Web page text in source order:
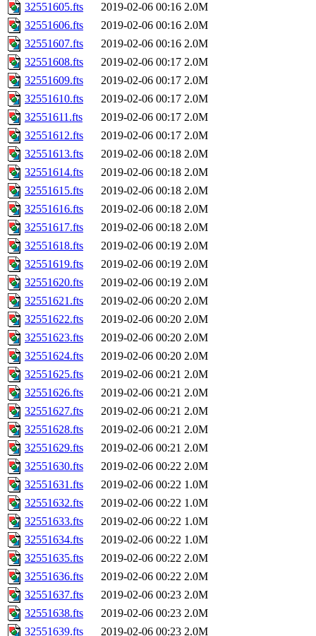
32551605.fts
2019-02-06 00:16 2.0M
32551606.fts
2019-02-06 00:16 2.0M
32551607.fts
2019-02-06 00:16 2.0M
32551608.fts
2019-02-06 00:17 2.0M
32551609.fts
2019-02-06 00:17 2.0M
32551610.fts
2019-02-06 00:17 2.0M
32551611.fts
2019-02-06 00:17 2.0M
32551612.fts
2019-02-06 00:17 2.0M
32551613.fts
2019-02-06 00:18 2.0M
32551614.fts
2019-02-06 00:18 2.0M
32551615.fts
2019-02-06 00:18 2.0M
32551616.fts
2019-02-06 00:18 2.0M
32551617.fts
2019-02-06 00:18 2.0M
32551618.fts
2019-02-06 00:19 2.0M
32551619.fts
2019-02-06 00:19 2.0M
32551620.fts
2019-02-06 00:19 2.0M
32551621.fts
2019-02-06 00:20 2.0M
32551622.fts
2019-02-06 00:20 2.0M
32551623.fts
2019-02-06 00:20 2.0M
32551624.fts
2019-02-06 00:20 2.0M
32551625.fts
2019-02-06 00:21 2.0M
32551626.fts
2019-02-06 00:21 2.0M
32551627.fts
2019-02-06 00:21 2.0M
32551628.fts
2019-02-06 00:21 2.0M
32551629.fts
2019-02-06 00:21 2.0M
32551630.fts
2019-02-06 00:22 2.0M
32551631.fts
2019-02-06 00:22 1.0M
32551632.fts
2019-02-06 00:22 1.0M
32551633.fts
2019-02-06 00:22 1.0M
32551634.fts
2019-02-06 00:22 1.0M
32551635.fts
2019-02-06 00:22 2.0M
32551636.fts
2019-02-06 00:22 2.0M
32551637.fts
2019-02-06 00:23 2.0M
32551638.fts
2019-02-06 00:23 2.0M
32551639.fts
2019-02-06 00:23 2.0M